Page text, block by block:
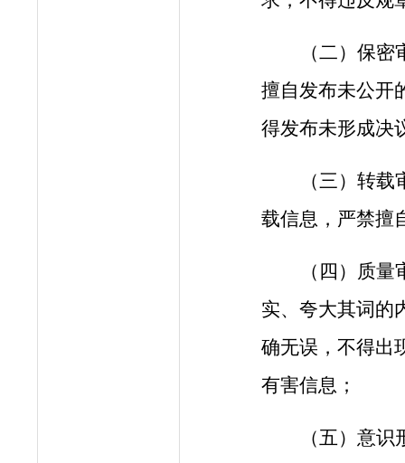
（二）保
擅自发布未公开
得发布未形成决
（三）转
载信息，严禁擅
（四）质
实、夸大其词的
确无误，不得出
有害信息 ；
（五）意